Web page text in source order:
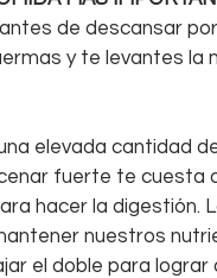
de descansar
y te levantes la
elevada cantidad
fuerte te
hacer la digestión.
nuestros
el doble para